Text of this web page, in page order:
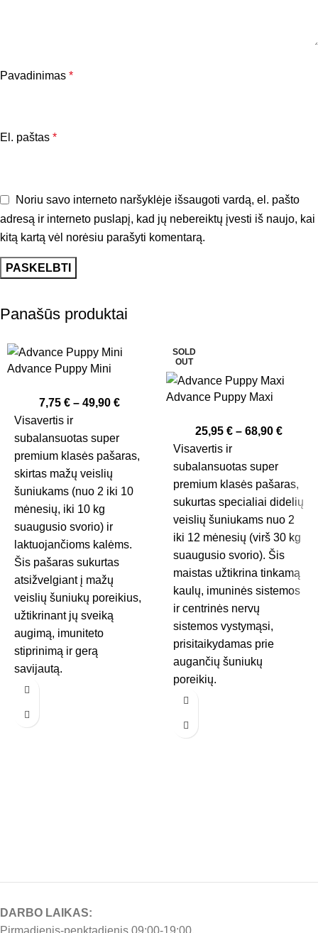
Pavadinimas *
El. paštas *
Noriu savo interneto naršyklėje išsaugoti vardą, el. pašto
adresą ir interneto puslapį, kad jų nebereiktų įvesti iš naujo, kai
kitą kartą vėl norėsiu parašyti komentarą.
Panašūs produktai
Advance Puppy Mini
7,75 € – 49,90 €
Visavertis ir
subalansuotas super
premium klasės pašaras,
skirtas mažų veislių
šuniukams (nuo 2 iki 10
mėnesių, iki 10 kg
suaugusio svorio) ir
laktuojančioms kalėms.
Šis pašaras sukurtas
atsižvelgiant į mažų
veislių šuniukų poreikius,
užtikrinant jų sveiką
augimą, imuniteto
stiprinimą ir gerą
savijautą.
SOLD
OUT
Advance Puppy Maxi
25,95 € – 68,90 €
Visavertis ir
subalansuotas super
premium klasės pašaras,
sukurtas specialiai didelių
veislių šuniukams nuo 2
iki 12 mėnesių (virš 30 kg
suaugusio svorio). Šis
maistas užtikrina tinkamą
kaulų, imuninės sistemos
ir centrinės nervų
sistemos vystymąsi,
prisitaikydamas prie
augančių šuniukų
poreikių.
DARBO LAIKAS:
Pirmadienis-penktadienis 09:00-19:00.